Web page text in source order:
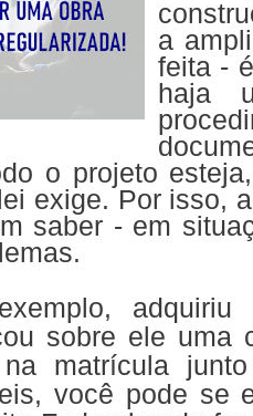
a
feita -
haja
o projeto
exige. Por isso,
saber - em
adquiriu
sobre ele uma
matrícula
você pode se